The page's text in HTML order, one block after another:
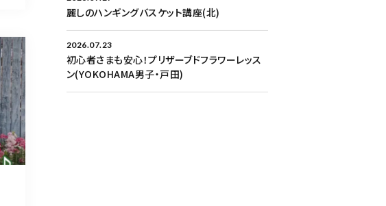
麗しのハンギングバスケット講座(北)
2026.07.23
初心者さまも安心！プリザーブドフラワーレッス
ン(YOKOHAMA男子・戸田)